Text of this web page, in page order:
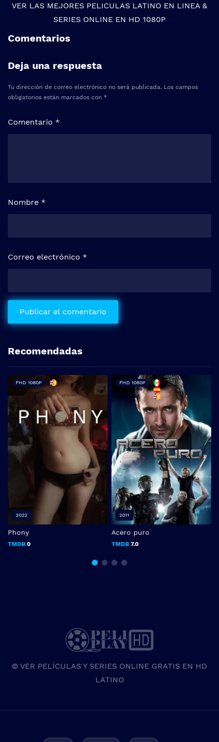
VER LAS MEJORES PELICULAS LATINO EN LINEA &
SERIES ONLINE EN HD 1080P
Comentarios
Deja una respuesta
Tu dirección de correo electrónico no será publicada. Los campos
obligatorios están marcados con *
Comentario *
Nombre *
Correo electrónico *
Recomendadas
Phony
TMDB 0
FHD 1080P
2022
Acero puro
TMDB 7.0
FHD 1080P
2011
© VER PELÍCULAS Y SERIES ONLINE GRATIS EN HD
LATINO